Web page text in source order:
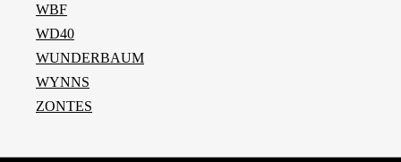
WBF
WD40
WUNDERBAUM
WYNNS
ZONTES